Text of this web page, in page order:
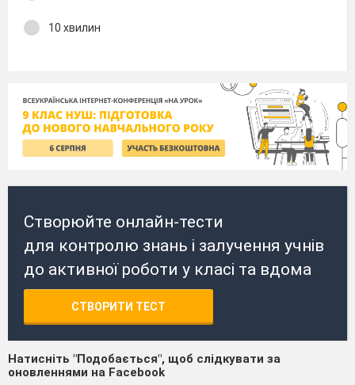
10 хвилин
Створюйте онлайн-тести
для контролю знань і залучення учнів
до активної роботи у класі та вдома
СТВОРИТИ ТЕСТ
Натисніть "Подобається", щоб слідкувати за
оновленнями на Facebook